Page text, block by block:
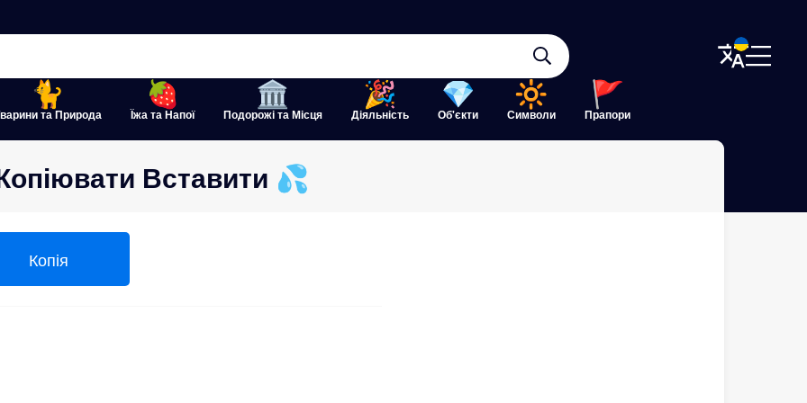
та Природа Їжа та Напої Подорожі та Місця Діяльність Об'єкти Символи Прапори
Вставити 💦
Копія